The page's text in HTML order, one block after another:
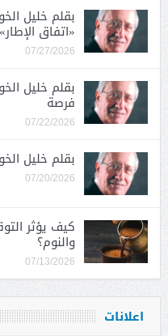
بقلم خليل
«اتفاق الإطار»
07/27/2026
بقلم خليل
فرصة
07/22/2026
بقلم خليل
07/20/2026
كيف يؤثر
والنوم؟
07/13/2026
اعلانات